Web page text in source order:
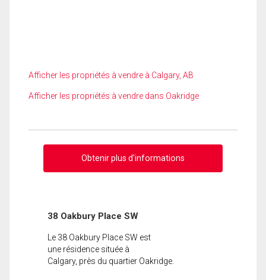
Afficher les propriétés à vendre à Calgary, AB
Afficher les propriétés à vendre dans Oakridge
Obtenir plus d'informations
38 Oakbury Place SW
Le 38 Oakbury Place SW est
une résidence située à
Calgary, près du quartier Oakridge.